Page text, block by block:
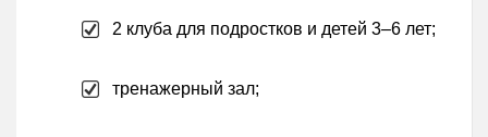
2 клуба для подростков и детей 3–6 лет;
тренажерный зал;